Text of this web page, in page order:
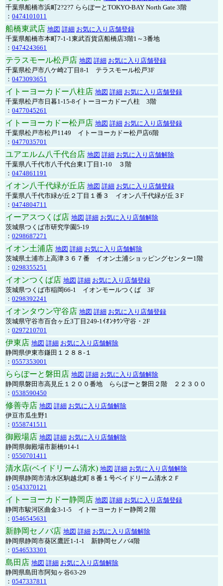
千葉県船橋市浜町2?2?7 ららぽーとTOKYO-BAY North Gate 3階
： 0474101011
船橋東武店 地図 詳細 お気に入り店舗登録
千葉県船橋市本町7-1-1東武百貨店船橋店3階1～3番地
： 0474243661
テラスモール松戸店 地図 詳細 お気に入り店舗登録
千葉県松戸市八ケ崎2丁目8-1 テラスモール松戸3F
： 0473093651
イトーヨーカドー八柱店 地図 詳細 お気に入り店舗登録
千葉県松戸市日暮1-15-8イトーヨーカドー八柱 3階
： 0477045261
イトーヨーカドー松戸店 地図 詳細 お気に入り店舗登録
千葉県松戸市松戸1149 イトーヨーカドー松戸店6階
： 0477035701
ユアエルム八千代台店 地図 詳細 お気に入り店舗解除
千葉県八千代市八千代台東1丁目1-10 ３階
： 0474861191
イオン八千代緑が丘店 地図 詳細 お気に入り店舗登録
千葉県八千代市緑が丘２丁目１番３ イオン八千代緑が丘３F
： 0474804711
イーアスつくば店 地図 詳細 お気に入り店舗解除
茨城県つくば市研究学園5-19
： 0298687271
イオン土浦店 地図 詳細 お気に入り店舗解除
茨城県土浦市上高津３６７番 イオン土浦ショッピングセンター1階
： 0298355251
イオンつくば店 地図 詳細 お気に入り店舗登録
茨城県つくば市稲岡66-1 イオンモールつくば 3F
： 0298392241
イオンタウン守谷店 地図 詳細 お気に入り店舗登録
茨城県守谷市百合ヶ丘3丁目249-1ｲｵﾝﾀｳﾝ守谷・2F
： 0297210701
伊東店 地図 詳細 お気に入り店舗解除
静岡県伊東市鎌田１２８８-１
： 0557353001
ららぽーと磐田店 地図 詳細 お気に入り店舗解除
静岡県磐田市高見丘１２００番地 ららぽーと磐田２階 ２２３００
： 0538590450
修善寺店 地図 詳細 お気に入り店舗解除
伊豆市瓜生野1
： 0558741511
御殿場店 地図 詳細 お気に入り店舗解除
静岡県御殿場市新橋914-1
： 0550701411
清水店(ベイドリーム清水) 地図 詳細 お気に入り店舗解除
静岡県静岡市清水区駒越北町８番１号ベイドリーム清水２Ｆ
： 0543370121
イトーヨーカドー静岡店 地図 詳細 お気に入り店舗登録
静岡市駿河区曲金3-1-5 イトーヨーカドー静岡２階
： 0546545631
新静岡セノバ店 地図 詳細 お気に入り店舗解除
静岡県静岡市葵区鷹匠1-1-1 新静岡セノバ4階
： 0546533301
島田店 地図 詳細 お気に入り店舗解除
静岡県島田市阿知ヶ谷63-29
： 0547337811